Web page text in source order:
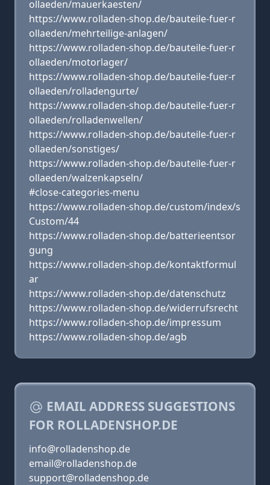
ollaeden/mauerkaesten/
https://www.rolladen-shop.de/bauteile-fuer-r
ollaeden/mehrteilige-anlagen/
https://www.rolladen-shop.de/bauteile-fuer-r
ollaeden/motorlager/
https://www.rolladen-shop.de/bauteile-fuer-r
ollaeden/rolladengurte/
https://www.rolladen-shop.de/bauteile-fuer-r
ollaeden/rolladenwellen/
https://www.rolladen-shop.de/bauteile-fuer-r
ollaeden/sonstiges/
https://www.rolladen-shop.de/bauteile-fuer-r
ollaeden/walzenkapseln/
#close-categories-menu
https://www.rolladen-shop.de/custom/index/s
Custom/44
https://www.rolladen-shop.de/batterieentsor
gung
https://www.rolladen-shop.de/kontaktformul
ar
https://www.rolladen-shop.de/datenschutz
https://www.rolladen-shop.de/widerrufsrecht
https://www.rolladen-shop.de/impressum
https://www.rolladen-shop.de/agb
EMAIL ADDRESS SUGGESTIONS
FOR ROLLADENSHOP.DE
info@rolladenshop.de
email@rolladenshop.de
support@rolladenshop.de